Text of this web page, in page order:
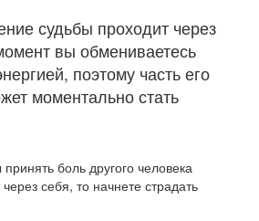
судьбы проходит через
вы обмениваетесь
поэтому часть его
моментально стать
боль другого человека
себя, то начнете страдать